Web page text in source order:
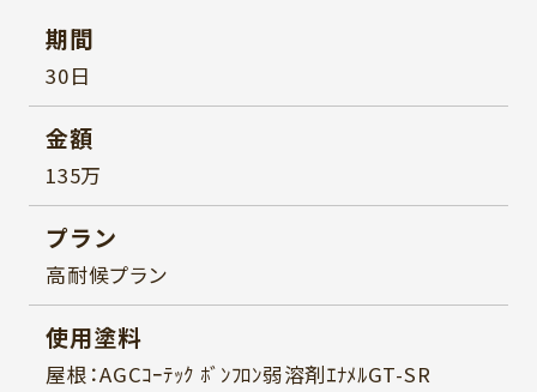
期間
30日
金額
135万
プラン
高耐候プラン
使用塗料
屋根：AGCｺｰﾃｯｸ ﾎﾞﾝﾌﾛﾝ弱溶剤ｴﾅﾒﾙGT-SR